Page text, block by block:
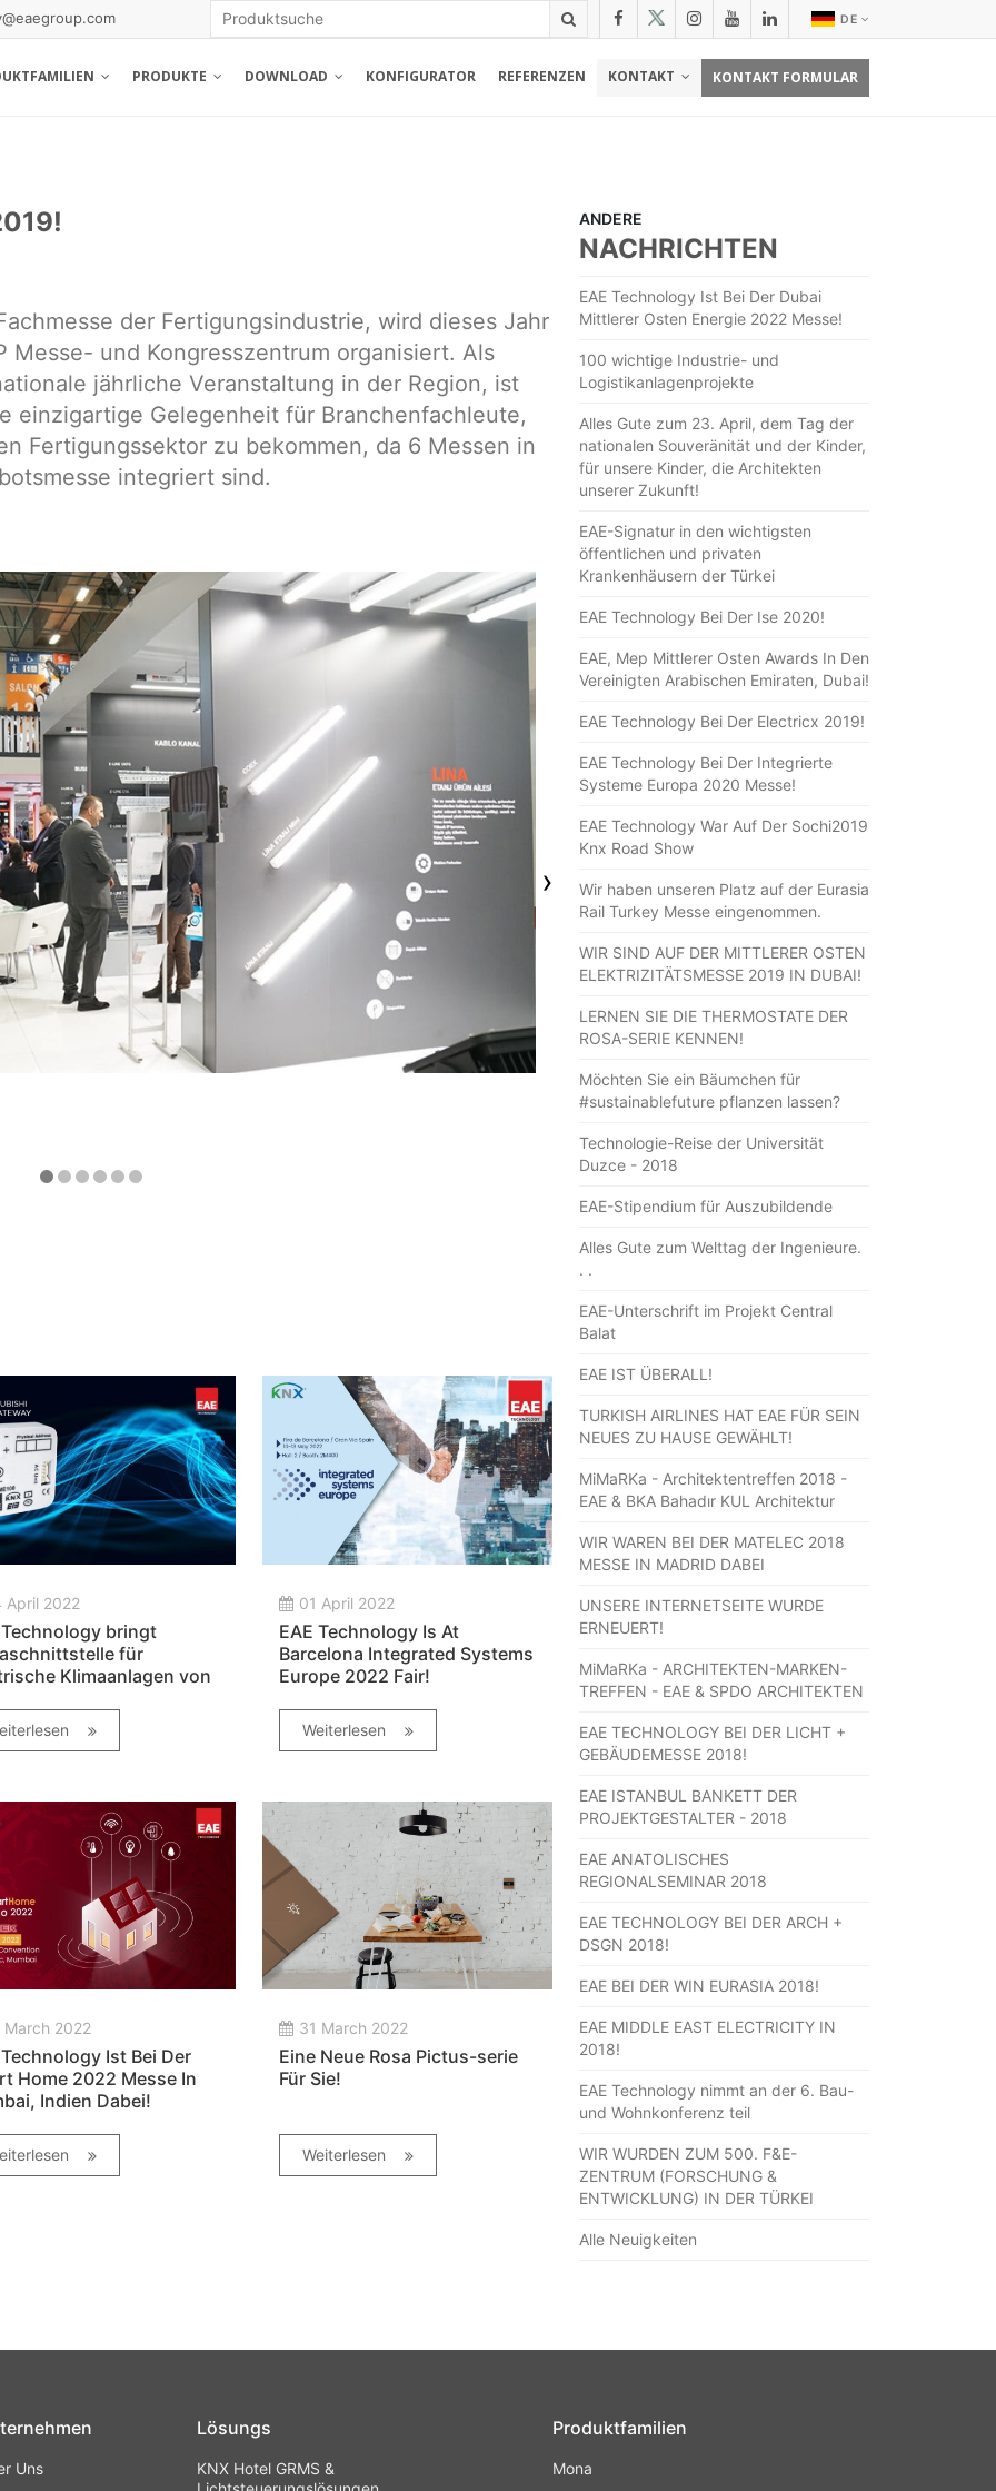
DE
PRODUKTE DOWNLOAD KONFIGURATOR REFERENZEN KONTAKT KONTAKT FORMULAR
der Fertigungsindustrie, wird dieses Jahr
Messe- und Kongresszentrum organisiert. Als
jährliche Veranstaltung in der Region, ist
einzigartige Gelegenheit für Branchenfachleute,
Fertigungssektor zu bekommen, da 6 Messen in
integriert sind.
›
April 2022
Technology bringt
für
Klimaanlagen von
01 April 2022
EAE Technology Is At
Barcelona Integrated Systems
Europe 2022 Fair!
Weiterlesen
March 2022
Ist Bei Der
Home 2022 Messe In
Indien Dabei!
31 March 2022
Eine Neue Rosa Pictus-serie
Für Sie!
Weiterlesen
ANDERE
NACHRICHTEN
EAE Technology Ist Bei Der Dubai
Mittlerer Osten Energie 2022 Messe!
100 wichtige Industrie- und
Logistikanlagenprojekte
Alles Gute zum 23. April, dem Tag der
nationalen Souveränität und der Kinder,
für unsere Kinder, die Architekten
unserer Zukunft!
EAE-Signatur in den wichtigsten
öffentlichen und privaten
Krankenhäusern der Türkei
EAE Technology Bei Der Ise 2020!
EAE, Mep Mittlerer Osten Awards In Den
Vereinigten Arabischen Emiraten, Dubai!
EAE Technology Bei Der Electricx 2019!
EAE Technology Bei Der Integrierte
Systeme Europa 2020 Messe!
EAE Technology War Auf Der Sochi2019
Knx Road Show
Wir haben unseren Platz auf der Eurasia
Rail Turkey Messe eingenommen.
WIR SIND AUF DER MITTLERER OSTEN
ELEKTRIZITÄTSMESSE 2019 IN DUBAI!
LERNEN SIE DIE THERMOSTATE DER
ROSA-SERIE KENNEN!
Möchten Sie ein Bäumchen für
#sustainablefuture pflanzen lassen?
Technologie-Reise der Universität
Duzce - 2018
EAE-Stipendium für Auszubildende
Alles Gute zum Welttag der Ingenieure.
. .
EAE-Unterschrift im Projekt Central
Balat
EAE IST ÜBERALL!
TURKISH AIRLINES HAT EAE FÜR SEIN
NEUES ZU HAUSE GEWÄHLT!
MiMaRKa - Architektentreffen 2018 -
EAE & BKA Bahadır KUL Architektur
WIR WAREN BEI DER MATELEC 2018
MESSE IN MADRID DABEI
UNSERE INTERNETSEITE WURDE
ERNEUERT!
MiMaRKa - ARCHITEKTEN-MARKEN-
TREFFEN - EAE & SPDO ARCHITEKTEN
EAE TECHNOLOGY BEI DER LICHT +
GEBÄUDEMESSE 2018!
EAE ISTANBUL BANKETT DER
PROJEKTGESTALTER - 2018
EAE ANATOLISCHES
REGIONALSEMINAR 2018
EAE TECHNOLOGY BEI DER ARCH +
DSGN 2018!
EAE BEI DER WIN EURASIA 2018!
EAE MIDDLE EAST ELECTRICITY IN
2018!
EAE Technology nimmt an der 6. Bau-
und Wohnkonferenz teil
WIR WURDEN ZUM 500. F&E-
ZENTRUM (FORSCHUNG &
ENTWICKLUNG) IN DER TÜRKEI
Alle Neuigkeiten
Uns
Lösungs
KNX Hotel GRMS &
Produktfamilien
Mona